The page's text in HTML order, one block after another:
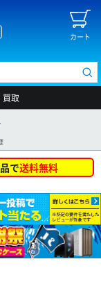
カート
買取
で送料無料